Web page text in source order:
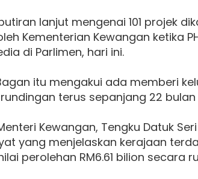
lanjut mengenai 101 projek
Kementerian Kewangan ketika
di Parlimen, hari ini.
itu mengakui ada memberi
terus sepanjang 22 bulan
Kewangan, Tengku Datuk
yang menjelaskan kerajaan
perolehan RM6.61 bilion secara